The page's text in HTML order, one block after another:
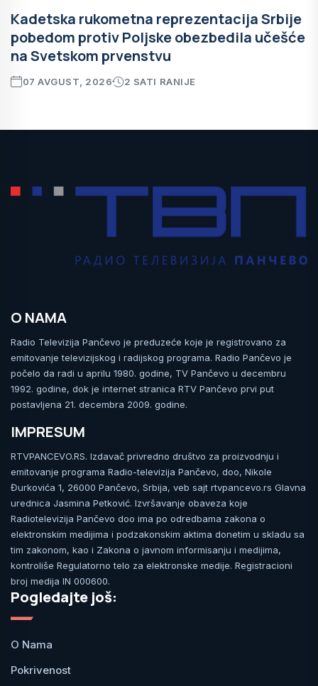
Kadetska rukometna reprezentacija Srbije
pobedom protiv Poljske obezbedila učešće
na Svetskom prvenstvu
07 AVGUST, 2026 2 SATI RANIJE
O NAMA
Radio Televizija Pančevo je preduzeće koje je registrovano za
emitovanje televizijskog i radijskog programa. Radio Pančevo je
počelo da radi u aprilu 1980. godine, TV Pančevo u decembru
1992. godine, dok je internet stranica RTV Pančevo prvi put
postavljena 21. decembra 2009. godine.
IMPRESUM
RTVPANCEVO.RS. Izdavač privredno društvo za proizvodnju i
emitovanje programa Radio-televizija Pančevo, doo, Nikole
Đurkovića 1, 26000 Pančevo, Srbija, veb sajt rtvpancevo.rs Glavna
urednica Jasmina Petković. Izvršavanje obaveza koje
Radiotelevizija Pančevo doo ima po odredbama zakona o
elektronskim medijima i podzakonskim aktima donetim u skladu sa
tim zakonom, kao i Zakona o javnom informisanju i medijima,
kontroliše Regulatorno telo za elektronske medije. Registracioni
broj medija IN 000600.
Pogledajte još:
O Nama
Pokrivenost